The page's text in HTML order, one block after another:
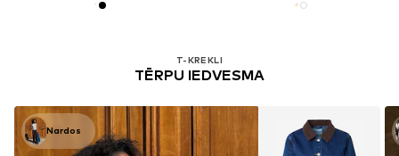
T-KREKLI
TĒRPU IEDVESMA
Nardos